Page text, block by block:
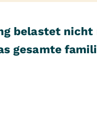
belastet
gesamte